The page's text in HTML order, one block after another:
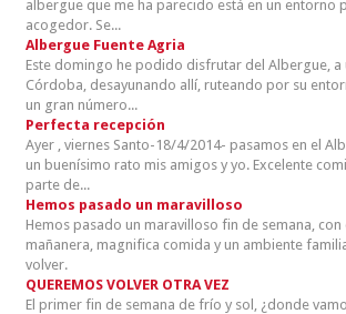
albergue que me ha parecido está en un entorno
acogedor. Se...
Albergue Fuente Agria
Este domingo he podido disfrutar del Albergue, a
Córdoba, desayunando allí, ruteando por su
un gran número...
Perfecta recepción
Ayer , viernes Santo-18/4/2014- pasamos en el
un buenísimo rato mis amigos y yo. Excelente
parte de...
Hemos pasado un maravilloso
Hemos pasado un maravilloso fin de semana, con
mañanera, magnifica comida y un ambiente
volver.
QUEREMOS VOLVER OTRA VEZ
El primer fin de semana de frío y sol, ¿donde